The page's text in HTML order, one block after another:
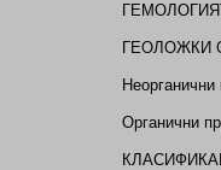
ГЕОЛОЖКИ
Органични